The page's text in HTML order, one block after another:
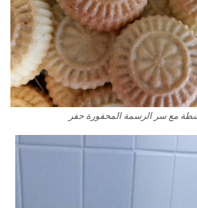
مع سر الرسمة المحفورة حفر